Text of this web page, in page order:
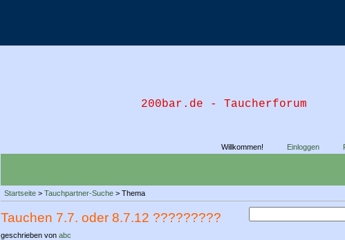
200bar.de - Taucherforum
Willkommen! Einloggen
Startseite > Tauchpartner-Suche > Thema
Tauchen 7.7. oder 8.7.12 ?????????
geschrieben von abc